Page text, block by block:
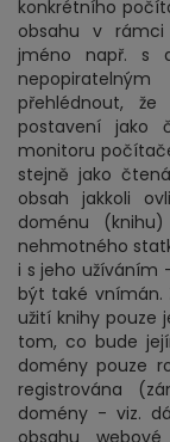
konkrétního
obsahu v rámci
jméno např. s
přehlédnout,
postavení jako
monitoru
stejně jako
obsah jakkoli
doménu
nehmotného
i s jeho užíváním
být také vnímán.
užití knihy pouze
tom, co bude
domény pouze
registrována
domény - viz.
obsahu